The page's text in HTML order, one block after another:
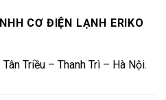
1 chiều lá lật Miha
CƠ ĐIỆN LẠNH ERIKO
Triều – Thanh Trì – Hà Nội.